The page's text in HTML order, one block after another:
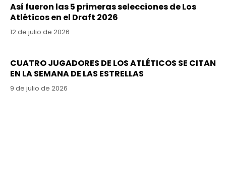
Así fueron las 5 primeras selecciones de Los
Atléticos en el Draft 2026
12 de julio de 2026
CUATRO JUGADORES DE LOS ATLÉTICOS SE CITAN
EN LA SEMANA DE LAS ESTRELLAS
9 de julio de 2026